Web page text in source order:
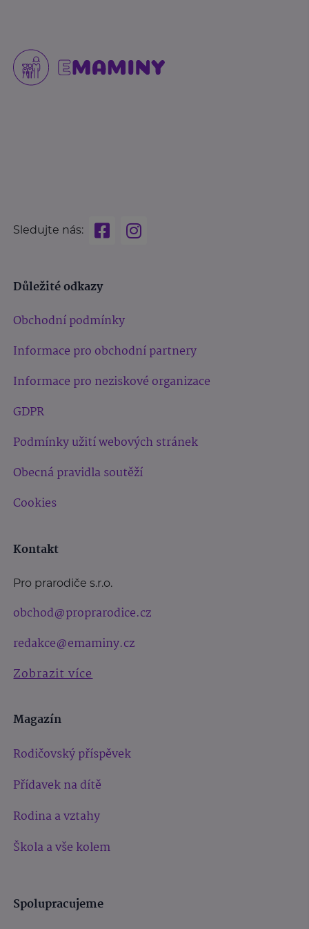
Sledujte nás:
Důležité odkazy
Obchodní podmínky
Informace pro obchodní partnery
Informace pro neziskové organizace
GDPR
Podmínky užití webových stránek
Obecná pravidla soutěží
Cookies
Kontakt
Pro prarodiče s.r.o.
obchod@proprarodice.cz
redakce@emaminy.cz
Zobrazit více
Magazín
Rodičovský příspěvek
Přídavek na dítě
Rodina a vztahy
Škola a vše kolem
Spolupracujeme